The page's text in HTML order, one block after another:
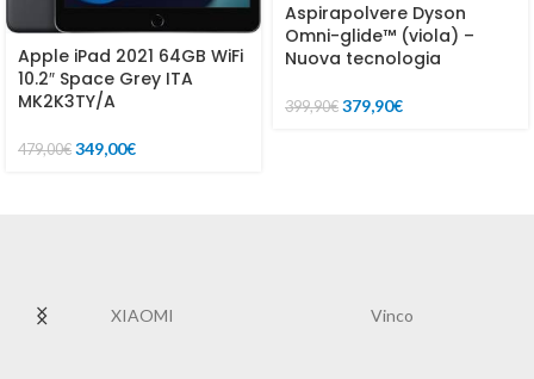
Apple iPad 2021 64GB WiFi
10.2″ Space Grey ITA
MK2K3TY/A
479,00€ 349,00€
Aspirapolvere Dyson
Omni-glide™ (viola) –
Nuova tecnologia
399,90€ 379,90€
XIAOMI Vinco